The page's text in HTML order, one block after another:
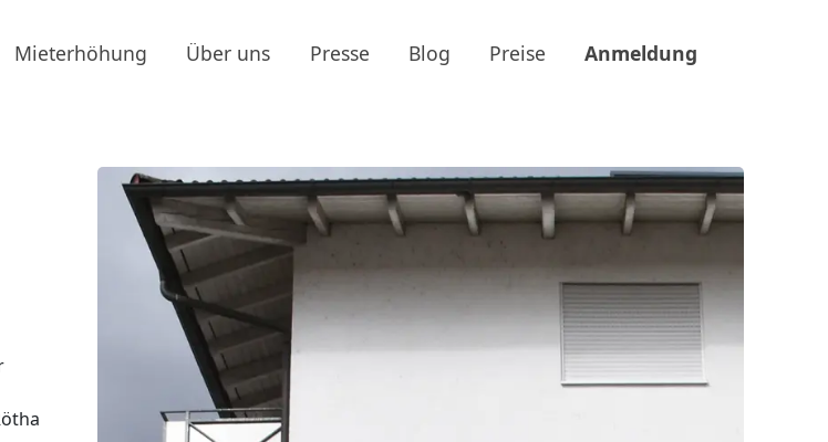
Mieterhöhung Über uns Presse Blog Preise Anmeldung